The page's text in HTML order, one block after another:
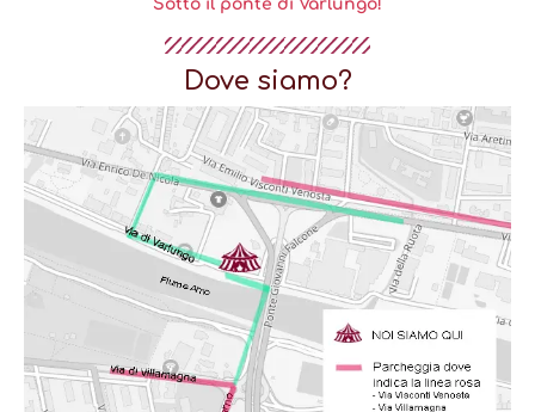
Sotto il ponte di Varlungo!
Dove siamo?